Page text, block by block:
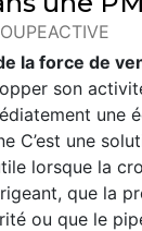
la force de
son
une
C’est une
lorsque la
que la
ou que le